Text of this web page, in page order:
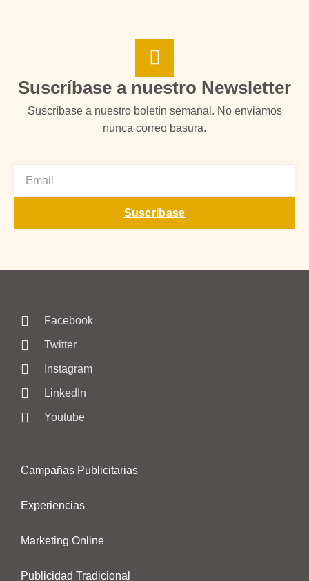
Suscríbase a nuestro Newsletter
Suscríbase a nuestro boletín semanal. No enviamos
nunca correo basura.
Suscríbase
Facebook
Twitter
Instagram
LinkedIn
Youtube
Campañas Publicitarias
Experiencias
Marketing Online
Publicidad Tradicional